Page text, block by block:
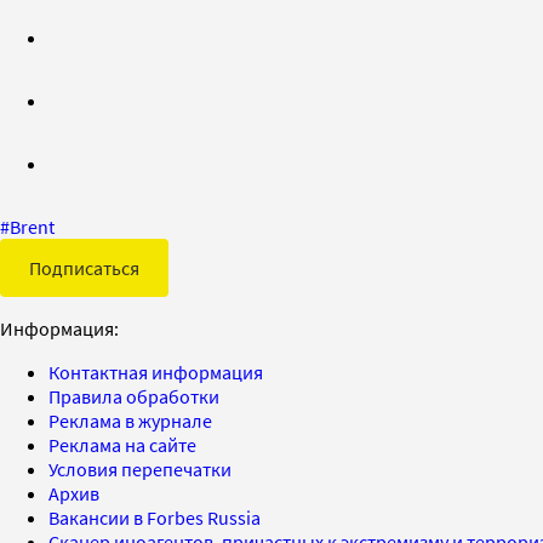
#Brent
Подписаться
Информация:
Контактная информация
Правила обработки
Реклама в журнале
Реклама на сайте
Условия перепечатки
Архив
Вакансии в Forbes Russia